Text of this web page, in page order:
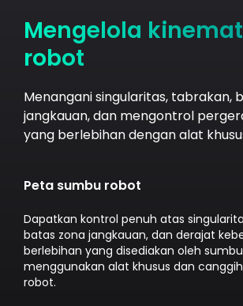
Mengelola
robot
Menangani singularitas, tabrakan,
jangkauan, dan mengontrol
yang berlebihan dengan alat
Peta sumbu robot
Dapatkan kontrol penuh atas
batas zona jangkauan, dan derajat
berlebihan yang disediakan oleh
menggunakan alat khusus dan
robot.